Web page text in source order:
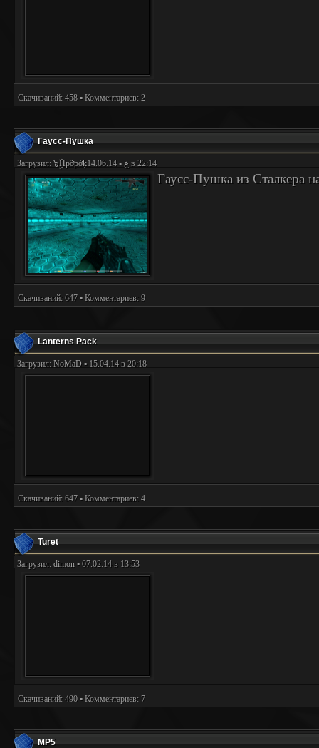
Скачиваний: 458 ▪ Комментариев: 2
Гаусс-Пушка
Загрузил: ๖ۣۜПpỡpờķع ▪ 14.06.14 в 22:14
Гаусс-Пушка из Сталкера
Скачиваний: 647 ▪ Комментариев: 9
Lanterns Pack
Загрузил: NoMaD ▪ 15.04.14 в 20:18
Скачиваний: 647 ▪ Комментариев: 4
Turet
Загрузил: dimon ▪ 07.02.14 в 13:53
Скачиваний: 490 ▪ Комментариев: 7
MP5